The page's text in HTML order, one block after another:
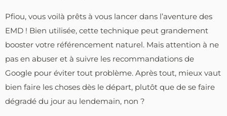
Pfiou, vous voilà prêts à vous lancer dans l’aventure des
EMD ! Bien utilisée, cette technique peut grandement
booster votre référencement naturel. Mais attention à ne
pas en abuser et à suivre les recommandations de
Google pour éviter tout problème. Après tout, mieux vaut
bien faire les choses dès le départ, plutôt que de se faire
dégradé du jour au lendemain, non ?